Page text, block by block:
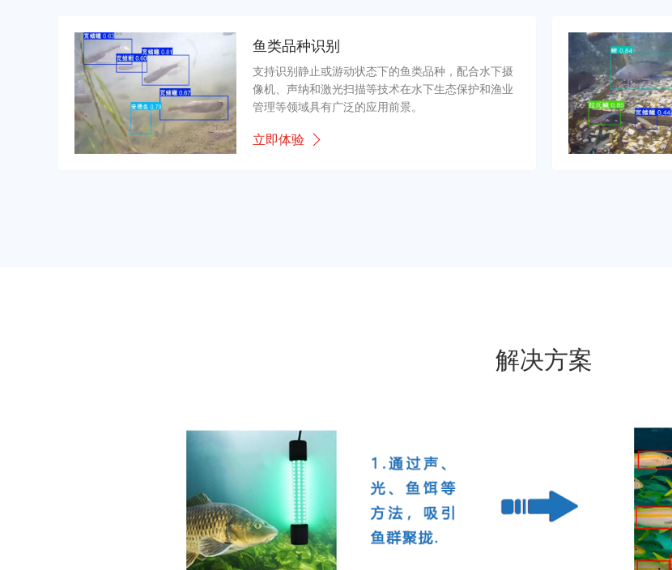
鱼类品种识别
支持识别静止或游动状态下的鱼类品种，配合水下摄
像机、声纳和激光扫描等技术在水下生态保护和渔业
管理等领域具有广泛的应用前景。
立即体验
解决方案